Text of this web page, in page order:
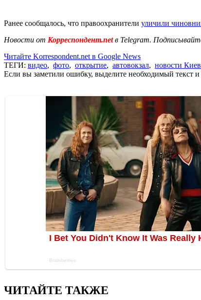
Ранее сообщалось, что правоохранители уличили
Новости от Корреспондент.netв Telegram.
Читайте Korrespondent.net в Google News
ТЕГИ: видео, фото, открытие, автовокзал, новости
Если вы заметили ошибку, выделите необходимый текст
ЧИТАЙТЕ ТАКЖЕ